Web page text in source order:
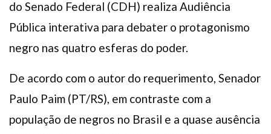
do Senado Federal (CDH) realiza Audiência
Pública interativa para debater o protagonismo
negro nas quatro esferas do poder.
De acordo com o autor do requerimento, Senador
Paulo Paim (PT/RS), em contraste com a
população de negros no Brasil e a quase ausência